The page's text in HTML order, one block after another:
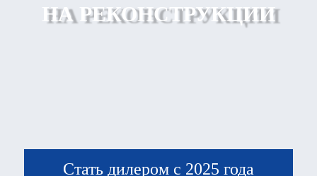
НА РЕКОНСТРУКЦИИ
Стать дилером с 2025 года